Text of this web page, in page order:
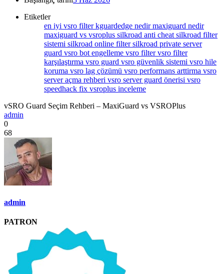
Etiketler
en iyi vsro filterkguardedge nedirmaxiguard nedir
maxiguard vs vsroplus silkroad anti cheat silkroad filter
sistemi silkroad online filtersilkroad private server
guard vsro bot engelleme vsro filtervsro filter
karşılaştırma vsro guard vsro güvenlik sistemi vsro hile
koruma vsro lag çözümü vsro performans arttirma vsro
server açma rehberi vsro server guard önerisi vsro
speedhack fix vsroplus inceleme
vSRO Guard Seçim Rehberi – MaxiGuard vs VSROPlus
admin
0
68
admin
PATRON